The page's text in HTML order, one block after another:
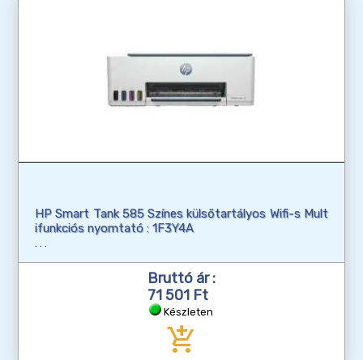
HP Smart Tank 585 Színes külsőtartályos Wifi-s Mult
ifunkciós nyomtató : 1F3Y4A
Bruttó ár :
71 501 Ft
Készleten
add_shopping_cart